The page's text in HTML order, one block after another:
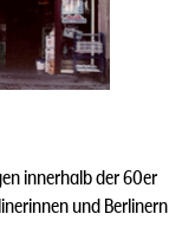
innerhalb der 60er
und Berlinern